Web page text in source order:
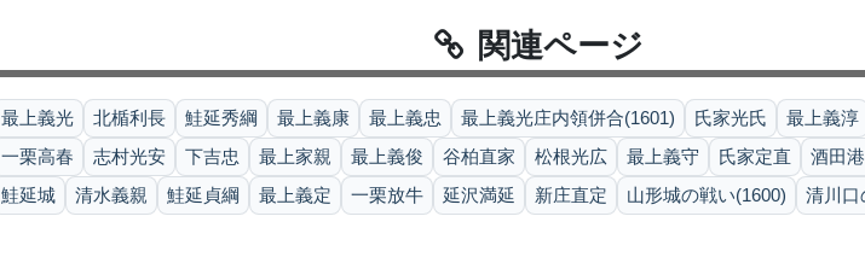
関連ページ
最上義光 北楯利長 鮭延秀綱 最上義康 最上義忠 最上義光庄内領併合(1601) 氏家光氏
最上義淳
一栗高春
志村光安 下吉忠 最上家親 最上義俊 谷柏直家 松根光広 最上義守 氏家定直
酒田
鮭延城
清水義親 鮭延貞綱 最上義定 一栗放牛 延沢満延 新庄直定 山形城の戦い(1600) 清川口